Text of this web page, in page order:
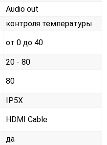
Audio out
контроля температуры
от 0 до 40
20 - 80
80
IP5X
HDMI Cable
да